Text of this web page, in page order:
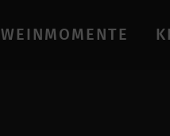
WEINMOMENTE